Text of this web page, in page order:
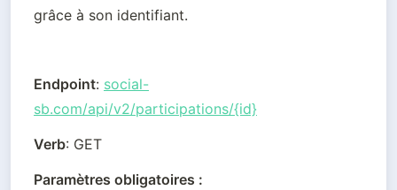
grâce à son identifiant.
Endpoint: social-
sb.com/api/v2/participations/{id}
Verb: GET
Paramètres obligatoires :